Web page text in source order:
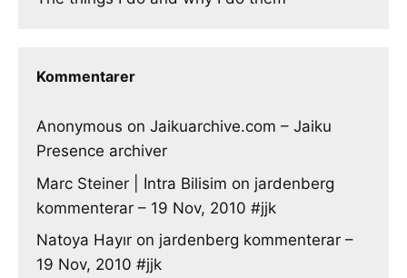
Kommentarer
Anonymous on Jaikuarchive.com – Jaiku
Presence archiver
Marc Steiner | Intra Bilisim on jardenberg
kommenterar – 19 Nov, 2010 #jjk
Natoya Hayır on jardenberg kommenterar –
19 Nov, 2010 #jjk